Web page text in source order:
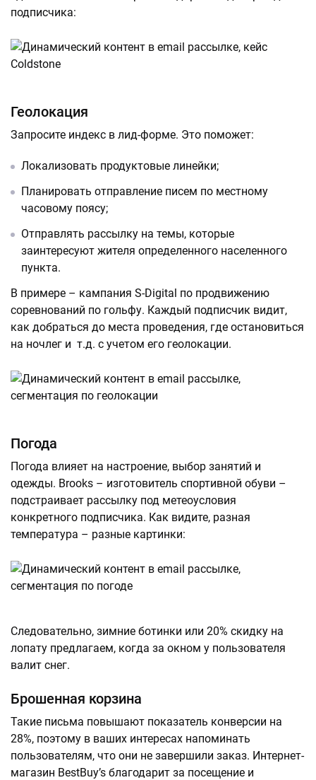
подписчика:
Геолокация
Запросите индекс в лид-форме. Это поможет:
Локализовать продуктовые линейки;
Планировать отправление писем по местному
часовому поясу;
Отправлять рассылку на темы, которые
заинтересуют жителя определенного населенного
пункта.
В примере – кампания S-Digital по продвижению
соревнований по гольфу. Каждый подписчик видит,
как добраться до места проведения, где остановиться
на ночлег и т.д. с учетом его геолокации.
Погода
Погода влияет на настроение, выбор занятий и
одежды. Brooks – изготовитель спортивной обуви –
подстраивает рассылку под метеоусловия
конкретного подписчика. Как видите, разная
температура – разные картинки:
Следовательно, зимние ботинки или 20% скидку на
лопату предлагаем, когда за окном у пользователя
валит снег.
Брошенная корзина
Такие письма повышают показатель конверсии на
28%, поэтому в ваших интересах напоминать
пользователям, что они не завершили заказ. Интернет-
магазин BestBuy’s благодарит за посещение и